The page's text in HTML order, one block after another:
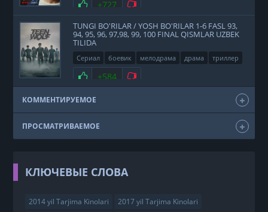
Нравится
+727 Не нравится
TUNGI BO'RILAR / YOSH BO'RILAR 1-6 FASL 93,
94, 95, 96, 97,98, 99, 100 FINAL QISMLAR UZBEK
TILIDA
Сериал боевик мелодрама драма
триллер
фэнтези
США 2011
Нравится
+584 Не нравится
КОММЕНТИРУЕМОЕ
ПРОСМАТРИВАЕМОЕ
КЛЮЧЕВЫЕ СЛОВА
2014 yil Tarjima Kinolari
2017 yil Tarjima Kinolari